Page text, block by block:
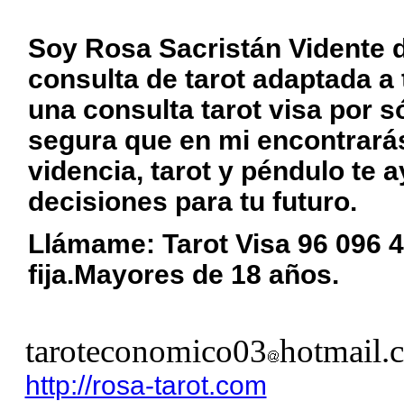
Soy Rosa Sacristán Vidente
consulta de tarot adaptada
una consulta tarot visa por
segura que en mi
videncia, tarot y péndulo te
decisiones para tu futuro.
Llámame: Tarot Visa 96 096
fija.Mayores de 18 años.
taroteconomico03
http://rosa-tarot.com